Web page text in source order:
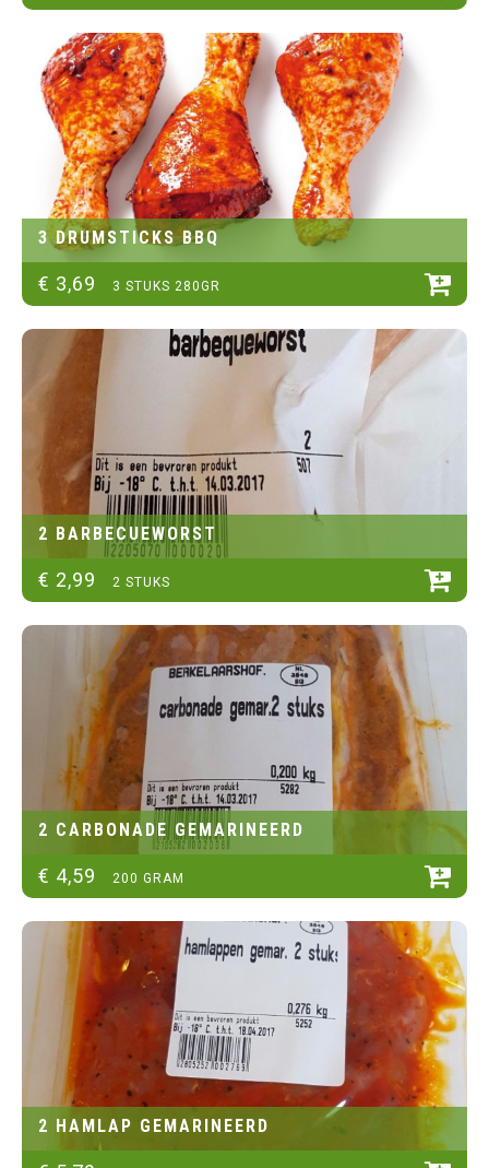
3 DRUMSTICKS BBQ
€ 3,69 3 STUKS 280GR
2 BARBECUEWORST
€ 2,99 2 STUKS
2 CARBONADE GEMARINEERD
€ 4,59 200 GRAM
2 HAMLAP GEMARINEERD